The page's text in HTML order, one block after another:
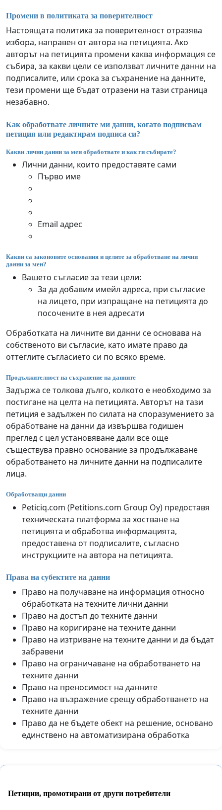
Промени в политиката за поверителност
Настоящата политика за поверителност отразява
избора, направен от автора на петицията. Ако
авторът на петицията промени каква информация се
събира, за какви цели се използват личните данни на
подписалите, или срока за съхранение на данните,
тези промени ще бъдат отразени на тази страница
незабавно.
Как обработвате личните ми данни, когато подписвам
петиция или редактирам подписа си?
Какви лични данни за мен обработвате и как ги събирате?
Лични данни, които предоставяте сами
Първо име
Email адрес
Какви са законовите основания и целите за обработване на лични
данни за мен?
Вашето съгласие за тези цели:
За да добавим имейл адреса, при съгласие
на лицето, при изпращане на петицията до
посочените в нея адресати
Обработката на личните ви данни се основава на
собственото ви съгласие, като имате право да
оттеглите съгласието си по всяко време.
Продължителност на съхранение на данните
Задържа се толкова дълго, колкото е необходимо за
постигане на целта на петицията. Авторът на тази
петиция е задължен по силата на споразумението за
обработване на данни да извършва годишен
преглед с цел установяване дали все още
съществува правно основание за продължаване
обработването на личните данни на подписалите
лица.
Обработващи данни
Peticiq.com (Petitions.com Group Oy) предоставя
техническата платформа за хостване на
петицията и обработва информацията,
предоставена от подписалите, съгласно
инструкциите на автора на петицията.
Права на субектите на данни
Право на получаване на информация относно
обработката на техните лични данни
Право на достъп до техните данни
Право на коригиране на техните данни
Право на изтриване на техните данни и да бъдат
забравени
Право на ограничаване на обработването на
техните данни
Право на преносимост на данните
Право на възражение срещу обработването на
техните данни
Право да не бъдете обект на решение, основано
единствено на автоматизирана обработка
Петиции, промотирани от други потребители